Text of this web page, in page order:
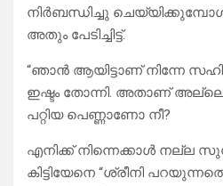
നിർബന്ധിച്ചു
അതും പേടിച്ചിട്ട്.
“ഞാൻ ആയിട്ടാണ് നിന്നേ
ഇഷ്ടം തോന്നി. അതാണ്
പറ്റിയ പെണ്ണാണോ നീ?
എനിക്ക് നിന്നെക്കാൾ നല്ല
കിട്ടിയേനെ “ശ്രീനി